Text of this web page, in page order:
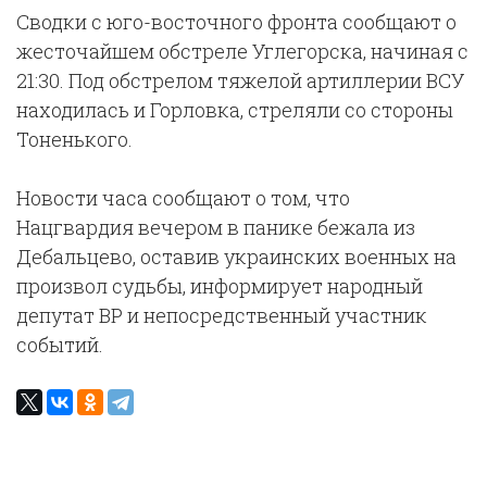
Сводки с юго-восточного фронта сообщают о
жесточайшем обстреле Углегорска, начиная с
21:30. Под обстрелом тяжелой артиллерии ВСУ
находилась и Горловка, стреляли со стороны
Тоненького.
Новости часа сообщают о том, что
Нацгвардия вечером в панике бежала из
Дебальцево, оставив украинских военных на
произвол судьбы, информирует народный
депутат ВР и непосредственный участник
событий.